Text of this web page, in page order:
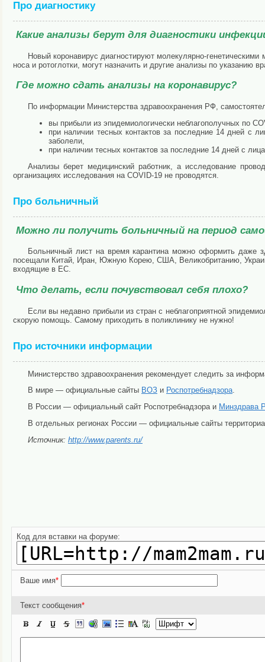
Про диагностику
Какие анализы берут для диагностики
Новый коронавирус диагностируют молекулярно-
носа и ротоглотки, могут назначить и другие анализы по указанию
Где можно сдать анализы на коронавирус?
По информации Министерства здравоохранения РФ,
вы прибыли из эпидемиологически неблагополучных по
при наличии тесных контактов за последние 14 дней с
заболели,
при наличии тесных контактов за последние 14 дней с
Анализы берет медицинский работник, а исследование
организациях исследования на COVID-19 не проводятся.
Про больничный
Можно ли получить больничный на период
Больничный лист на время карантина можно оформить даже
посещали Китай, Иран, Южную Корею, США, Великобританию,
входящие в ЕС.
Что делать, если почувствовал себя плохо?
Если вы недавно прибыли из стран с неблагоприятной
скорую помощь. Самому приходить в поликлинику не нужно!
Про источники информации
Министерство здравоохранения рекомендует следить за
В мире — официальные сайты ВОЗ и Роспотребнадзора.
В России — официальный сайт Роспотребнадзора и Минздрава
В отдельных регионах России — официальные сайты
Источник: http://www.parents.ru/
Код для вставки на форуме:
Ваше имя*
Текст сообщения*